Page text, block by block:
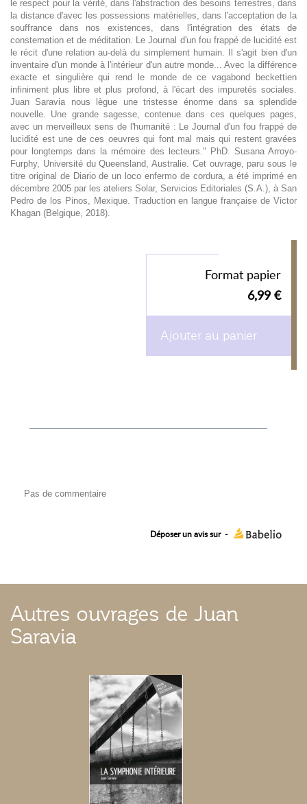
le respect pour la vérité, dans l'abstraction des besoins terrestres, dans
la distance d'avec les possessions matérielles, dans l'acceptation de la
souffrance dans nos existences, dans l'intégration des états de
consternation et de méditation. Le Journal d'un fou frappé de lucidité est
le récit d'une relation au-delà du simplement humain. Il s'agit bien d'un
inventaire d'un monde à l'intérieur d'un autre monde... Avec la différence
exacte et singulière qui rend le monde de ce vagabond beckettien
infiniment plus libre et plus profond, à l'écart des impuretés sociales.
Juan Saravia nous lègue une tristesse énorme dans sa splendide
nouvelle. Une grande sagesse, contenue dans ces quelques pages,
avec un merveilleux sens de l'humanité : Le Journal d'un fou frappé de
lucidité est une de ces oeuvres qui font mal mais qui restent gravées
pour longtemps dans la mémoire des lecteurs." PhD. Susana Arroyo-
Furphy, Université du Queensland, Australie. Cet ouvrage, paru sous le
titre original de Diario de un loco enfermo de cordura, a été imprimé en
décembre 2005 par les ateliers Solar, Servicios Editoriales (S.A.), à San
Pedro de los Pinos, Mexique. Traduction en langue française de Victor
Khagan (Belgique, 2018).
Format papier
6,99 €
Ajouter au panier
Pas de commentaire
Déposer un avis sur -
Autres ouvrages de Juan
Saravia